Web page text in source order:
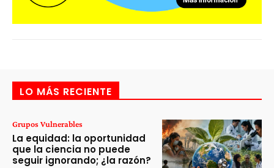
LO MÁS RECIENTE
Grupos Vulnerables
La equidad: la oportunidad
que la ciencia no puede
seguir ignorando; ¿la razón?